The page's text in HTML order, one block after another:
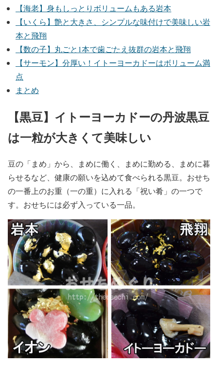
【海老】身もしっとりボリュームもある岩本
【いくら】艶と大きさ、シンプルな味付けで美味しい岩
本と飛翔
【数の子】丸ごと1本で歯ごたえ抜群の岩本と飛翔
【サーモン】分厚い！イトーヨーカドーはボリューム満
点
まとめ
【黒豆】イトーヨーカドーの丹波黒豆
は一粒が大きくて美味しい
豆の「まめ」から、まめに働く、まめに勤める、まめに暮
らせるなど、健康の願いを込めて食べられる黒豆。おせち
の一番上のお重（一の重）に入れる「祝い肴」の一つで
す。おせちには必ず入っている一品。